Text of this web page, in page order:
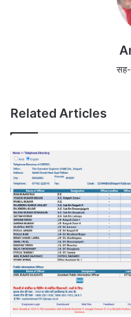
सह-
Related Articles